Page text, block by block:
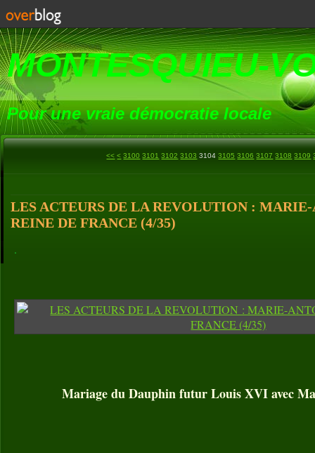
MONTESQUIEU-
Pour une vraie démocratie locale
<< < 3100 3101 3102 3103 3104 3105 3106 3107 3108 3109
LES ACTEURS DE LA REVOLUTION :
REINE DE FRANCE (4/35)
.
Mariage du Dauphin futur Louis XVI avec